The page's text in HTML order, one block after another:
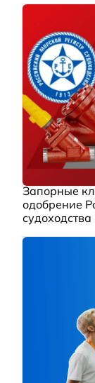
Запорные
одобрение
судоходства